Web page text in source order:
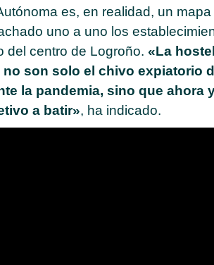
es, en realidad, un
uno a uno los
del centro de Logroño. «La
son solo el chivo expiatorio
la pandemia, sino que ahora
a batir», ha indicado.